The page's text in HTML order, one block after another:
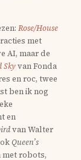
Rose/House
met
AI, maar de
Skyvan Fonda
en roc, twee
ben ik nog
en
van Walter
Queen’s
met robots,